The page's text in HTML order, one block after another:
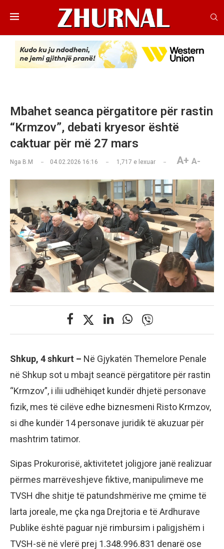
Mbahet seanca përgatitore për rastin
“Krmzov”, debati kryesor është
caktuar për më 27 mars
Nga B.M 04.02.2026 16:16 1,717 e lexuar A+ A-
Shkup, 4 shkurt – Në Gjykatën Themelore Penale
në Shkup sot u mbajt seancë përgatitore për rastin
“Krmzov”, i ilii udhëhiqet kundër dhjetë personave
fizik, mes të cilëve edhe biznesmeni Risto Krmzov,
si dhe kundër 14 personave juridik të akuzuar për
mashtrim tatimor.
Sipas Prokurorisë, aktivitetet joligjore janë realizuar
përmes marrëveshjeve fiktive, manipulimeve me
TVSH dhe shitje të patundshmërive me çmime të
larta joreale, me çka nga Drejtoria e të Ardhurave
Publike është paguar një rimbursim i paligjshëm i
TVSH-së në vlerë prej 1.348.996.831 denarë ose